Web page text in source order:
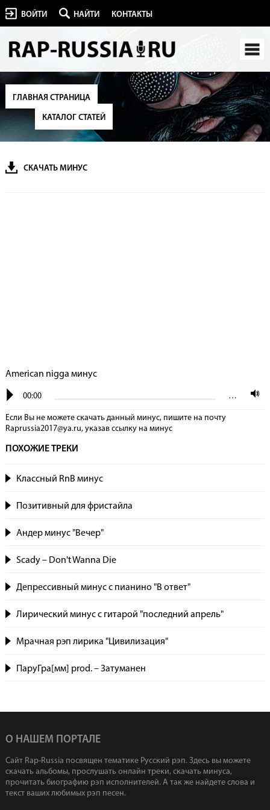
ВОЙТИ НАЙТИ КОНТАКТЫ
ГЛАВНАЯ СТРАНИЦА
КАТАЛОГ СТАТЕЙ
СКАЧАТЬ МИНУС
American nigga минус
00:00 …
Если Вы не можете скачать данный минус, пишите на почту
Raprussia2017@ya.ru, указав сcылку на минус
ПОХОЖИЕ ТРЕКИ
Классный RnB минус
Позитивный для фристайла
Андер минус "Вечер"
Scady – Don't Wanna Die
Депрессивный минус с пианино "В ответ"
Лирический минус с гитарой "последний апрель"
Мрачная рэп лирика "Цивилизация"
ПаруГра[мм] prod. – Затуманен
О НАШЕМ ПОРТАЛЕ
Сайт Rap-Russia посвящен тематике Русский рэп. Здесь вы можете
скачать альбомы, прослушать онлайн треки, скачать минуса,
прочитать биографию рэп исполнителей. А так же найдете слова и
текст ваших любимых рэп песен.